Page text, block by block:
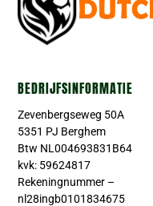
BEDRIJFSINFORMATIE
Zevenbergseweg 50A
5351 PJ Berghem
Btw NL004693831B64
kvk: 59624817
Rekeningnummer –
nl28ingb0101834675